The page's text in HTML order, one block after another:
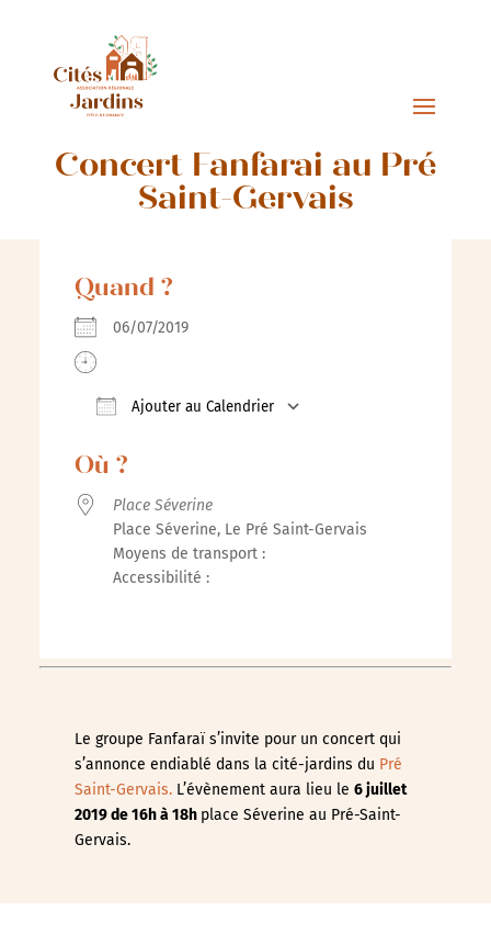
Concert Fanfarai au Pré
Saint-Gervais
Quand ?
06/07/2019
Ajouter au Calendrier
Où ?
Place Séverine
Place Séverine, Le Pré Saint-Gervais
Moyens de transport :
Accessibilité :
Le groupe Fanfaraï s’invite pour un concert qui
s’annonce endiablé dans la cité-jardins du Pré
Saint-Gervais. L’évènement aura lieu le 6 juillet
2019 de 16h à 18h place Séverine au Pré-Saint-
Gervais.